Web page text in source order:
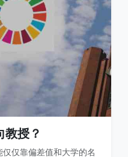
教授？
仅靠偏差值和大学的名